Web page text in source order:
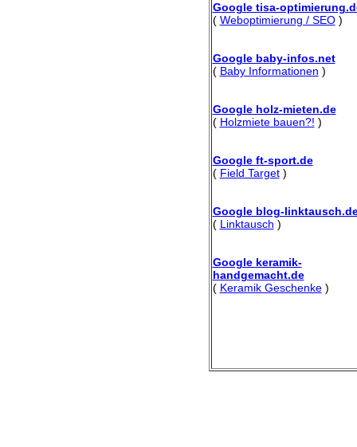
Google tisa-
( Weboptimierung / SEO)
Google baby-infos.net
( Baby Informationen )
Google holz-mieten.de
( Holzmiete bauen?! )
Google ft-sport.de
( Field Target)
Google blog-
( Linktausch )
Google keramik-
handgemacht.de
( Keramik Geschenke)